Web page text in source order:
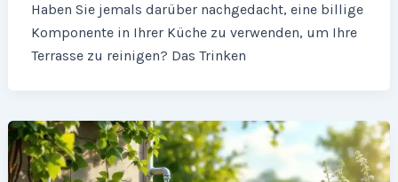
Haben Sie jemals darüber nachgedacht, eine billige
Komponente in Ihrer Küche zu verwenden, um Ihre
Terrasse zu reinigen? Das Trinken